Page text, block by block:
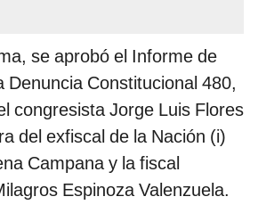
se aprobó el Informe de
Denuncia Constitucional 480,
congresista Jorge Luis Flores
del exfiscal de la Nación (i)
Campana y la fiscal
Espinoza Valenzuela.